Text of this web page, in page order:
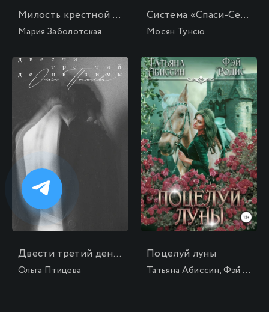
Милость крестной феи
Мария Заболотская
Система «Спаси-Себя-Сам» для Главного Злодея. Том 3
Мосян Тунсю
Двести третий день зимы
Ольга Птицева
Поцелуй луны
Татьяна Абиссин, Фэй Родис